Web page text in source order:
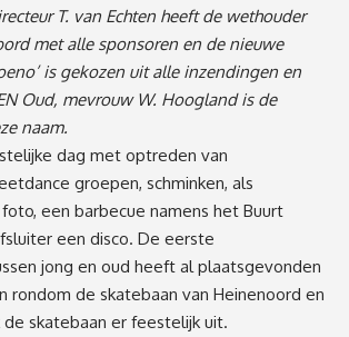
T. van Echten heeft de wethouder
met alle sponsoren en de nieuwe
is gekozen uit alle inzendingen en
Oud, mevrouw W. Hoogland is de
naam.
dag met optreden van
groepen, schminken, als
een barbecue namens het Buurt
een disco. De eerste
jong en oud heeft al plaatsgevonden
rondom de skatebaan van Heinenoord en
skatebaan er feestelijk uit.